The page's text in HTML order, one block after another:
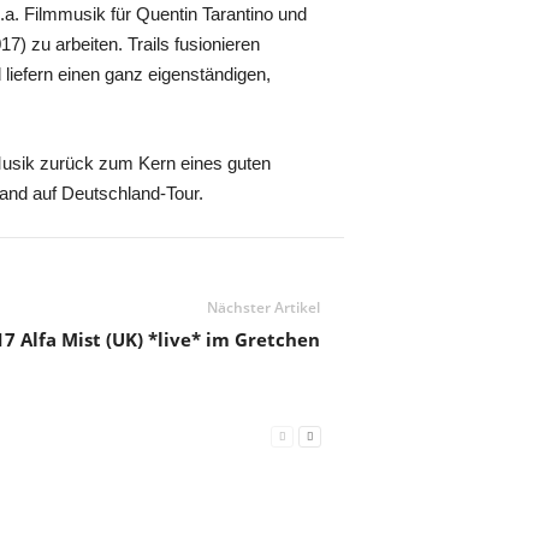
Filmmusik für Quentin Tarantino und
zu arbeiten. Trails fusionieren
einen ganz eigenständigen,
zurück zum Kern eines guten
auf Deutschland-Tour.
Nächster Artikel
Alfa Mist (UK) *live* im Gretchen